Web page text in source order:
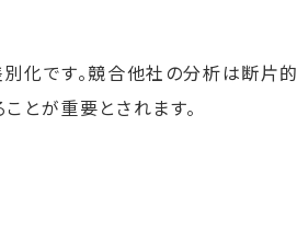
化です。競合他社の分析は断片的
とが重要とされます。